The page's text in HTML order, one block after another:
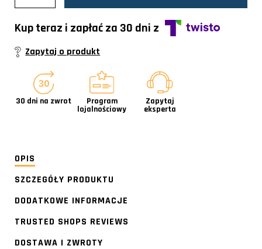
Kup teraz i zapłać za 30 dni z
Zapytaj o produkt
30 dni na zwrot Program
lojalnościowy
Zapytaj
eksperta
OPIS
SZCZEGÓŁY PRODUKTU
DODATKOWE INFORMACJE
TRUSTED SHOPS REVIEWS
DOSTAWA I ZWROTY